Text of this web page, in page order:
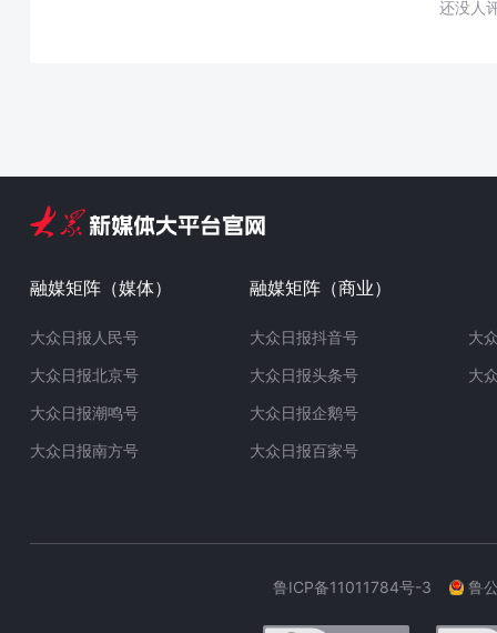
还没人
融媒矩阵（媒体）
大众日报人民号
大众日报北京号
大众日报潮鸣号
大众日报南方号
融媒矩阵（商业）
大众日报抖音号
大众日报头条号
大众日报企鹅号
大众日报百家号
大
大
鲁ICP备11011784号-3 鲁